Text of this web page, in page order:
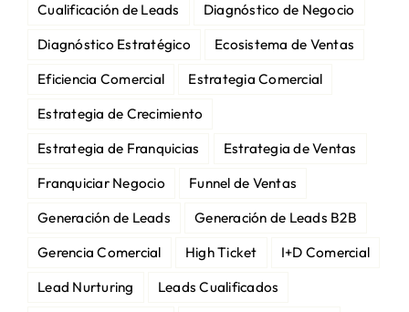
Cualificación de Leads
Diagnóstico de Negocio
Diagnóstico Estratégico
Ecosistema de Ventas
Eficiencia Comercial
Estrategia Comercial
Estrategia de Crecimiento
Estrategia de Franquicias
Estrategia de Ventas
Franquiciar Negocio
Funnel de Ventas
Generación de Leads
Generación de Leads B2B
Gerencia Comercial
High Ticket
I+D Comercial
Lead Nurturing
Leads Cualificados